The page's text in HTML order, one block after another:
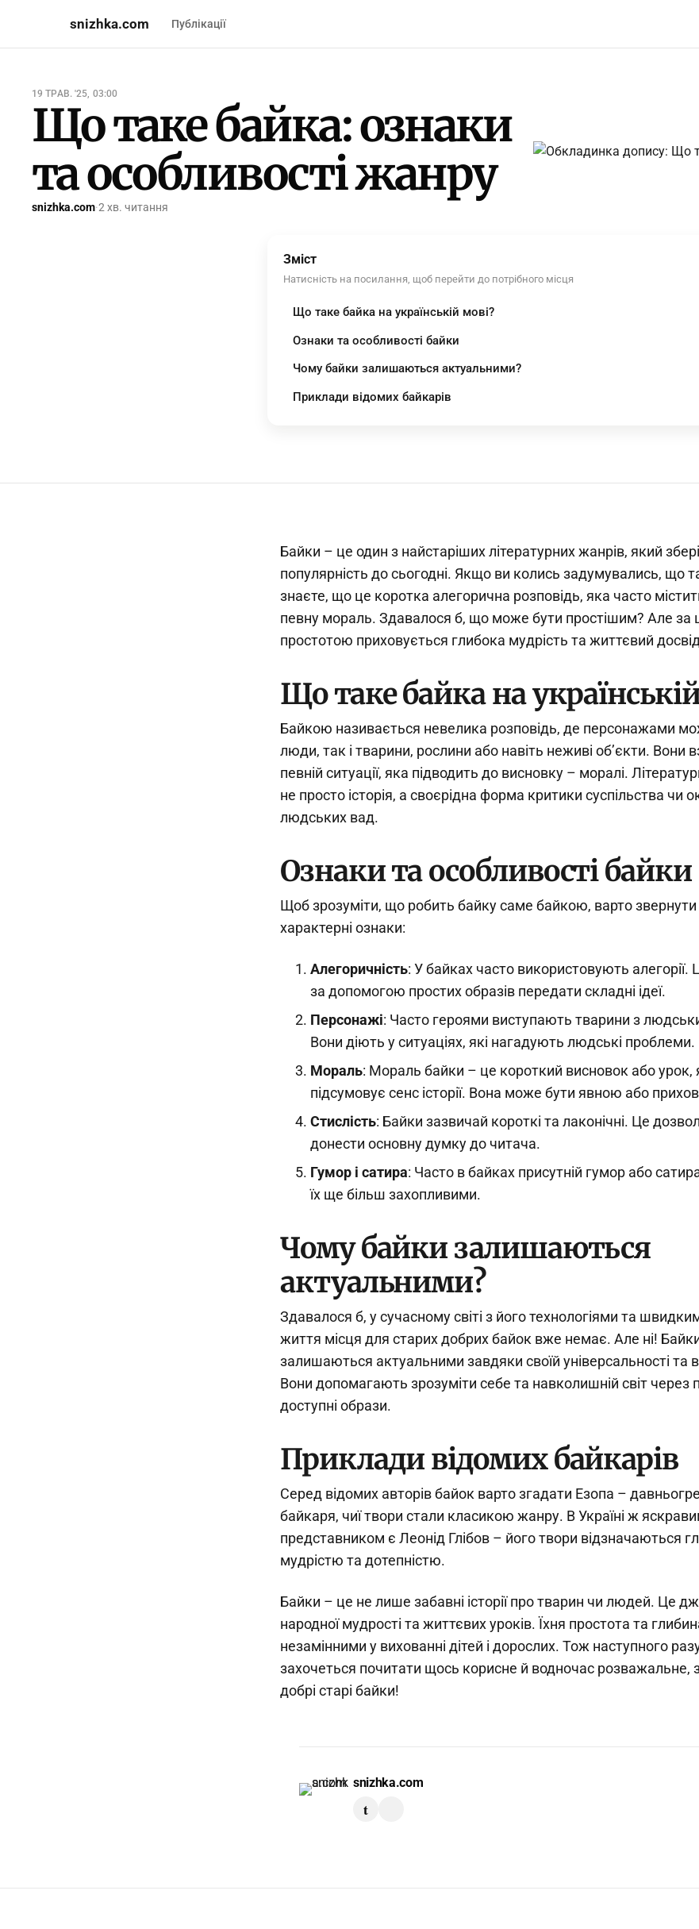
snizhka.com Публікації
19 ТРАВ. '25, 03:00
Що таке байка: ознаки
та особливості жанру
snizhka.com·2 хв. читання
Зміст
Натисність на посилання, щоб перейти до потрібного місця
Що таке байка на українській мові?
Ознаки та особливості байки
Чому байки залишаються актуальними?
Приклади відомих байкарів
Байки – це один з найстаріших літературних жанрів, який
популярність до сьогодні. Якщо ви колись задумувались, що
знаєте, що це коротка алегорична розповідь, яка часто
певну мораль. Здавалося б, що може бути простішим? Але за
простотою приховується глибока мудрість та життєвий
Що таке байка на
Байкою називається невелика розповідь, де персонажами
люди, так і тварини, рослини або навіть неживі об’єкти. Вони
певній ситуації, яка підводить до висновку – моралі.
не просто історія, а своєрідна форма критики суспільства чи
людських вад.
Ознаки та особливості байки
Щоб зрозуміти, що робить байку саме байкою, варто звернути
характерні ознаки:
Алегоричність: У байках часто використовують алегорії.
за допомогою простих образів передати складні ідеї.
Персонажі: Часто героями виступають тварини з
Вони діють у ситуаціях, які нагадують людські проблеми.
Мораль: Мораль байки – це короткий висновок або урок,
підсумовує сенс історії. Вона може бути явною або
Стислість: Байки зазвичай короткі та лаконічні. Це
донести основну думку до читача.
Гумор і сатира: Часто в байках присутній гумор або
їх ще більш захопливими.
Чому байки залишаються
актуальними?
Здавалося б, у сучасному світі з його технологіями та
життя місця для старих добрих байок вже немає. Але ні!
залишаються актуальними завдяки своїй універсальності та
Вони допомагають зрозуміти себе та навколишній світ через
доступні образи.
Приклади відомих байкарів
Серед відомих авторів байок варто згадати Езопа –
байкаря, чиї твори стали класикою жанру. В Україні ж
представником є Леонід Глібов – його твори відзначаються
мудрістю та дотепністю.
Байки – це не лише забавні історії про тварин чи людей. Це
народної мудрості та життєвих уроків. Їхня простота та
незамінними у вихованні дітей і дорослих. Тож наступного
захочеться почитати щось корисне й водночас розважальне,
добрі старі байки!
snizhka.com
t